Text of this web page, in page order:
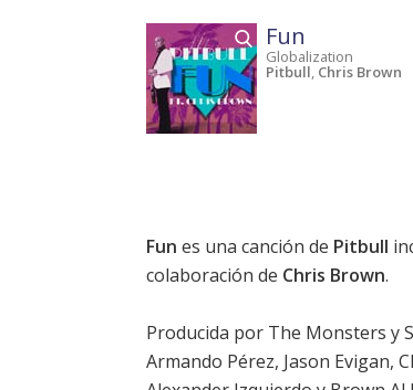
Fun
Globalization
Pitbull, Chris Brown
Fun es una canción de Pitbull
colaboración de Chris Brown.
Producida por The Monsters y
Armando Pérez, Jason Evigan,